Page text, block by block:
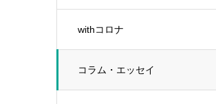
withコロナ
コラム・エッセイ